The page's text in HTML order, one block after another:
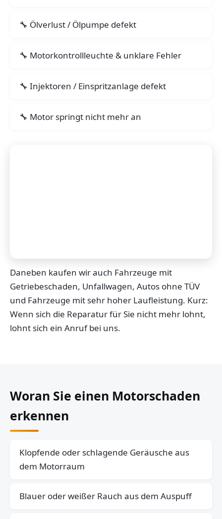
Ölverlust / Ölpumpe defekt
Motorkontrollleuchte & unklare Fehler
Injektoren / Einspritzanlage defekt
Motor springt nicht mehr an
Daneben kaufen wir auch Fahrzeuge mit
Getriebeschaden, Unfallwagen, Autos ohne TÜV
und Fahrzeuge mit sehr hoher Laufleistung. Kurz:
Wenn sich die Reparatur für Sie nicht mehr lohnt,
lohnt sich ein Anruf bei uns.
Woran Sie einen Motorschaden
erkennen
Klopfende oder schlagende Geräusche aus
dem Motorraum
Blauer oder weißer Rauch aus dem Auspuff